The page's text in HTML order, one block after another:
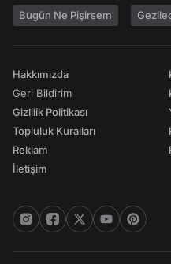
Bugün Ne Pişirsem
Hakkımızda
Geri Bildirim
Gizlilik Politikası
Topluluk Kuralları
Reklam
İletişim